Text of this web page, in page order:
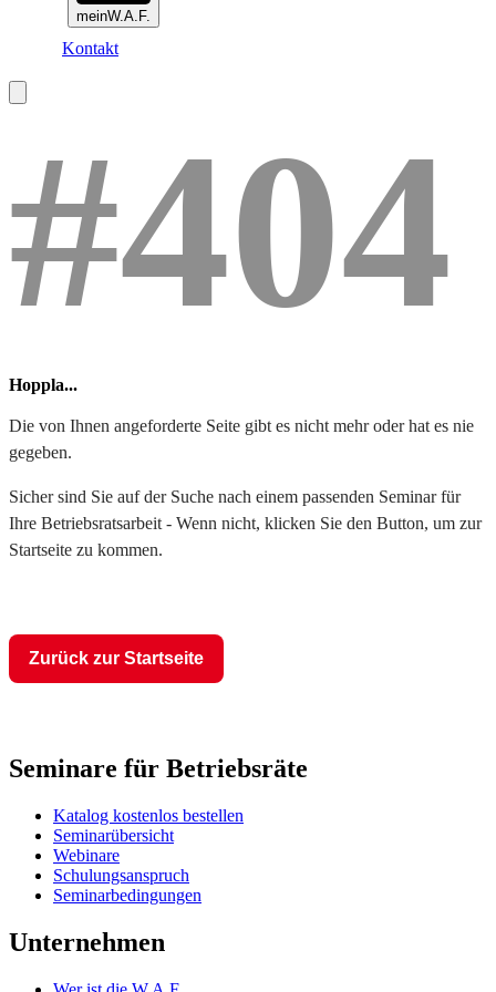
meinW.A.F.
Kontakt
#404
Hoppla...
Die von Ihnen angeforderte Seite gibt es nicht mehr oder hat es nie
gegeben.
Sicher sind Sie auf der Suche nach einem passenden Seminar für
Ihre Betriebsratsarbeit - Wenn nicht, klicken Sie den Button, um zur
Startseite zu kommen.
Zurück zur Startseite
Seminare für Betriebsräte
Katalog kostenlos bestellen
Seminarübersicht
Webinare
Schulungsanspruch
Seminarbedingungen
Unternehmen